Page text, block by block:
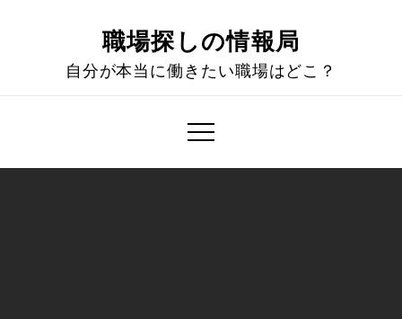
職場探しの情報局
自分が本当に働きたい職場はどこ？